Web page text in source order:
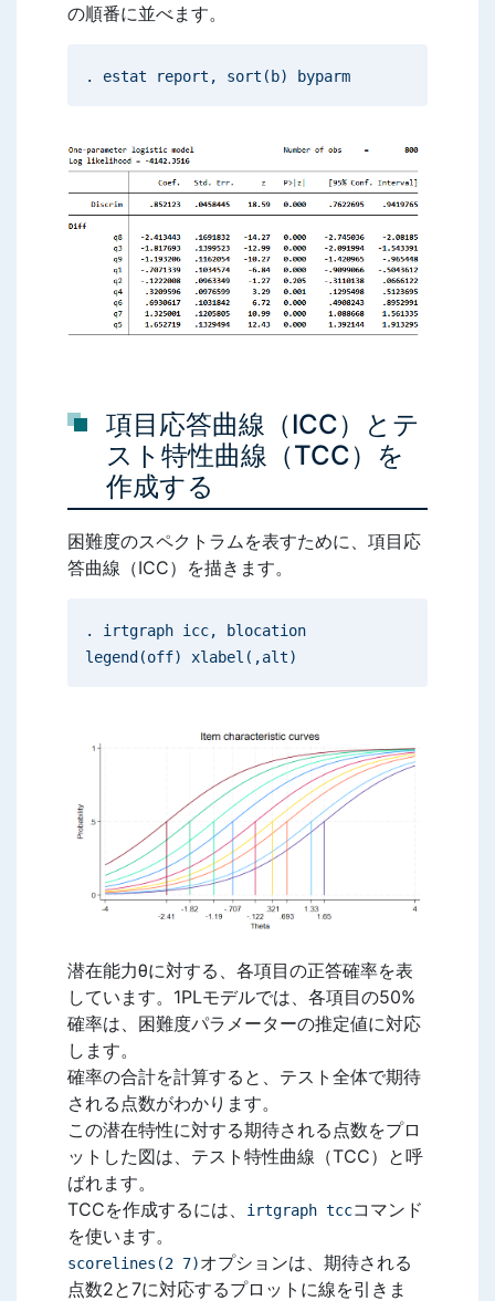
の順番に並べます。
. estat report, sort(b) byparm
項目応答曲線（ICC）とテ
スト特性曲線（TCC）を
作成する
困難度のスペクトラムを表すために、項目応
答曲線（ICC）を描きます。
. irtgraph icc, blocation
legend(off) xlabel(,alt)
潜在能力θに対する、各項目の正答確率を表
しています。1PLモデルでは、各項目の50%
確率は、困難度パラメーターの推定値に対応
します。
確率の合計を計算すると、テスト全体で期待
される点数がわかります。
この潜在特性に対する期待される点数をプロ
ットした図は、テスト特性曲線（TCC）と呼
ばれます。
TCCを作成するには、
irtgraph tccコマンド
を使います。
scorelines(2 7)オプションは、期待される
点数2と7に対応するプロットに線を引きま